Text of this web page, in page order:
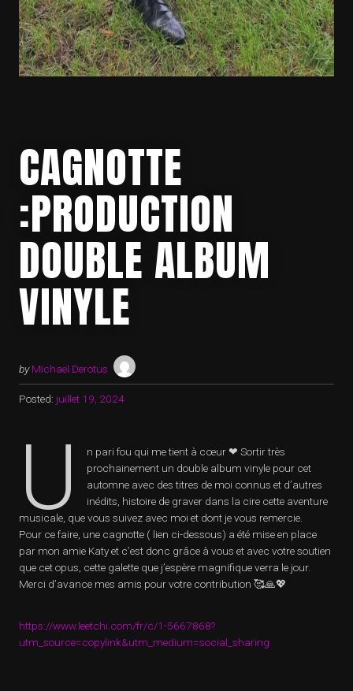
CAGNOTTE
:PRODUCTION
DOUBLE ALBUM
VINYLE
by Michael Derotus
Posted: juillet 19, 2024
U
n pari fou qui me tient à cœur ❤ Sortir très
prochainement un double album vinyle pour cet
automne avec des titres de moi connus et d’autres
inédits, histoire de graver dans la cire cette aventure
musicale, que vous suivez avec moi et dont je vous remercie.
Pour ce faire, une cagnotte ( lien ci-dessous) a été mise en place
par mon amie Katy et c’est donc grâce à vous et avec votre soutien
que cet opus, cette galette que j’espère magnifique verra le jour.
Merci d’avance mes amis pour votre contribution 🥰🙏💖
https://www.leetchi.com/fr/c/1-5667868?
utm_source=copylink&utm_medium=social_sharing